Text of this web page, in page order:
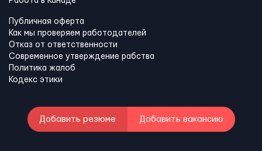
Публичная оферта
Как мы проверяем работодателей
Отказ от ответственности
Современное утверждение рабства
Политика жалоб
Кодекс этики
Добавить резюме Добавить вакансию